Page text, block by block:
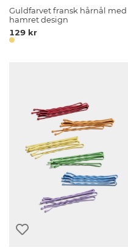
Guldfarvet fransk hårnål med
hamret design
129 kr